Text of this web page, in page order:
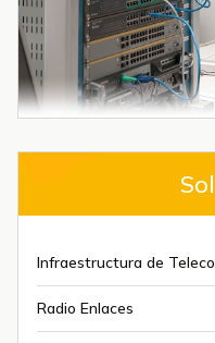
Infraestructura de
Radio Enlaces